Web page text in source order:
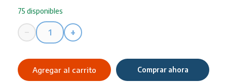
75 disponibles
−
Cutter
18
Mm
+
Agregar al carrito Comprar ahora